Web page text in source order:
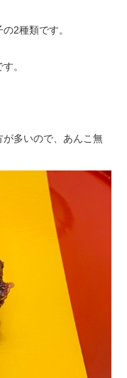
2種類です。
。
多いので、あんこ無